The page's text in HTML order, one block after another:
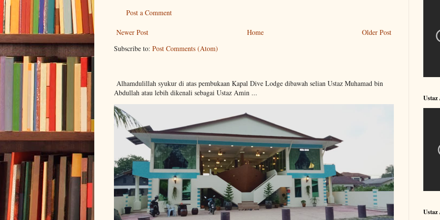
Post a Comment
Newer Post Older Post
Home
Subscribe to: Post Comments (Atom)
Alhamdulillah syukur di atas pembukaan Kapal Dive Lodge dibawah selian Ustaz Muhamad bin
Abdullah atau lebih dikenali sebagai Ustaz Amin ...
Ustaz
Ustaz